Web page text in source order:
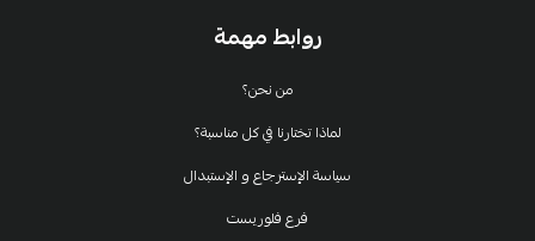
روابط مهمة
من نحن؟
لماذا تختارنا في كل مناسبة؟
سياسة الإسترجاع و الإستبدال
فرع فلوريست